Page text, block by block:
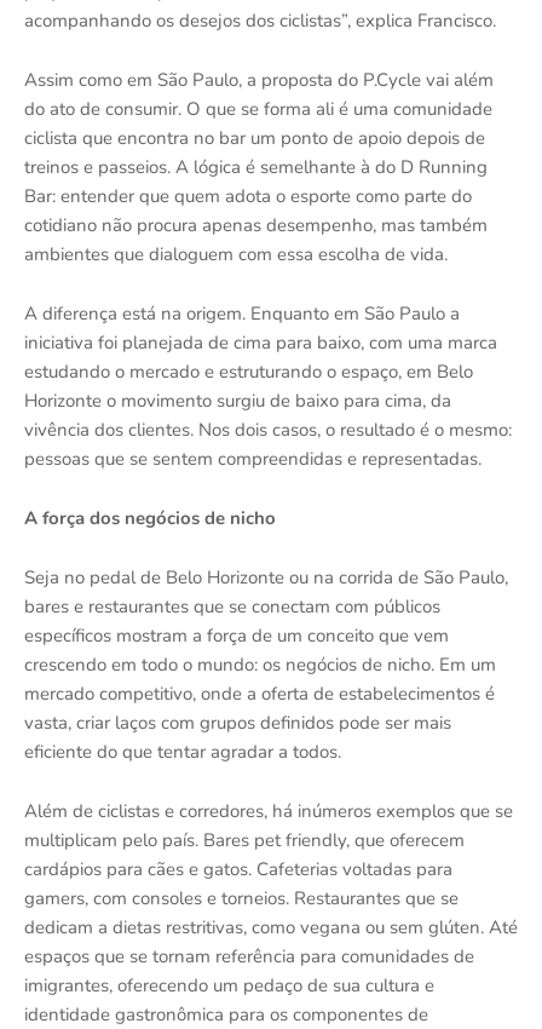
acompanhando os desejos dos ciclistas”, explica Francisco.
Assim como em São Paulo, a proposta do P.Cycle vai além
do ato de consumir. O que se forma ali é uma comunidade
ciclista que encontra no bar um ponto de apoio depois de
treinos e passeios. A lógica é semelhante à do D Running
Bar: entender que quem adota o esporte como parte do
cotidiano não procura apenas desempenho, mas também
ambientes que dialoguem com essa escolha de vida.
A diferença está na origem. Enquanto em São Paulo a
iniciativa foi planejada de cima para baixo, com uma marca
estudando o mercado e estruturando o espaço, em Belo
Horizonte o movimento surgiu de baixo para cima, da
vivência dos clientes. Nos dois casos, o resultado é o mesmo:
pessoas que se sentem compreendidas e representadas.
A força dos negócios de nicho
Seja no pedal de Belo Horizonte ou na corrida de São Paulo,
bares e restaurantes que se conectam com públicos
específicos mostram a força de um conceito que vem
crescendo em todo o mundo: os negócios de nicho. Em um
mercado competitivo, onde a oferta de estabelecimentos é
vasta, criar laços com grupos definidos pode ser mais
eficiente do que tentar agradar a todos.
Além de ciclistas e corredores, há inúmeros exemplos que se
multiplicam pelo país. Bares pet friendly, que oferecem
cardápios para cães e gatos. Cafeterias voltadas para
gamers, com consoles e torneios. Restaurantes que se
dedicam a dietas restritivas, como vegana ou sem glúten. Até
espaços que se tornam referência para comunidades de
imigrantes, oferecendo um pedaço de sua cultura e
identidade gastronômica para os componentes de